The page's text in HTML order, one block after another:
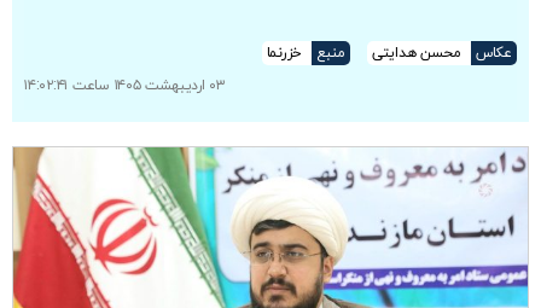
عکاس محسن هدایتی منبع
خزرنما
۰۳ اردیبهشت ۱۴۰۵ ساعت ۱۴:۰۲:۴۱